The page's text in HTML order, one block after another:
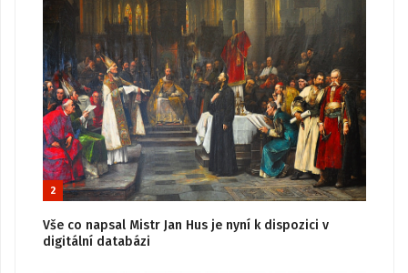
2
Vše co napsal Mistr Jan Hus je nyní k dispozici v
digitální databázi